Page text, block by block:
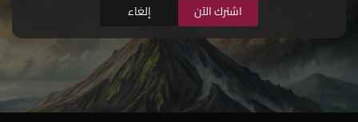
اشترك الآن إلغاء